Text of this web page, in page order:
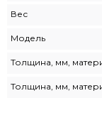
Вес
Модель
Толщина, мм,
Толщина, мм,